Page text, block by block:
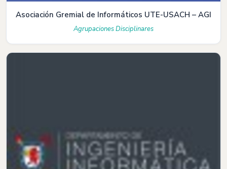
Asociación Gremial de Informáticos UTE-USACH – AGI
Agrupaciones Disciplinares